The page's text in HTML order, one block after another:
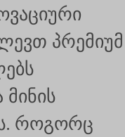
პრემიუმ
როგორც